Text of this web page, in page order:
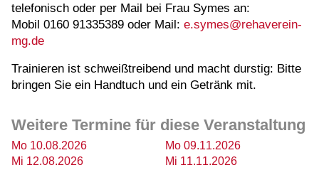
telefonisch oder per Mail bei Frau Symes an:
Mobil 0160 91335389 oder Mail: e.symes@rehaverein-
mg.de
Trainieren ist schweißtreibend und macht durstig: Bitte
bringen Sie ein Handtuch und ein Getränk mit.
Weitere Termine für diese Veranstaltung
Mo 10.08.2026
Mi 12.08.2026
Mo 09.11.2026
Mi 11.11.2026